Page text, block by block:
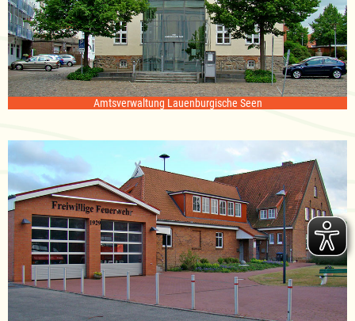
Amtsverwaltung Lauenburgische Seen